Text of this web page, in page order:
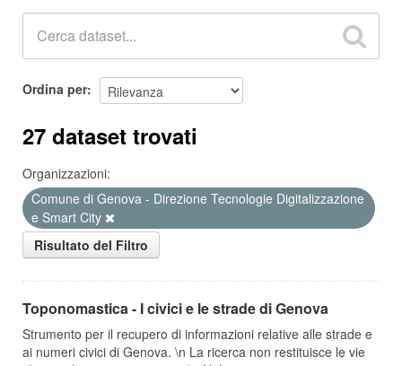
Ordina per
27 dataset trovati
Organizzazioni:
Comune di Genova - Direzione Tecnologie Digitalizzazione
e Smart City
Risultato del Filtro
Toponomastica - I civici e le strade di Genova
Strumento per il recupero di informazioni relative alle strade e
ai numeri civici di Genova. \n La ricerca non restituisce le vie